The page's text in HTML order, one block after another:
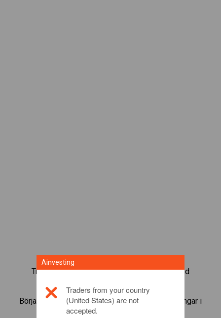
Trada mer än 1 000 internationella fonder med
Börja trada CFD:er iApple. Få kurser och utdelningar i
realtid som om du själv ägde fonden.
Ainvesting
Traders from your country
(United States) are not
accepted.